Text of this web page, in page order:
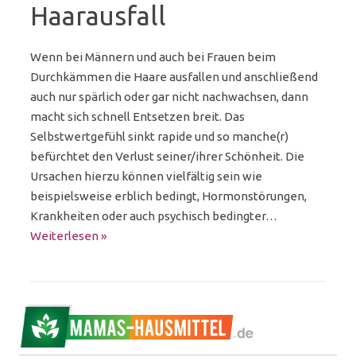
Haarausfall
Wenn bei Männern und auch bei Frauen beim
Durchkämmen die Haare ausfallen und anschließend
auch nur spärlich oder gar nicht nachwachsen, dann
macht sich schnell Entsetzen breit. Das
Selbstwertgefühl sinkt rapide und so manche(r)
befürchtet den Verlust seiner/ihrer Schönheit. Die
Ursachen hierzu können vielfältig sein wie
beispielsweise erblich bedingt, Hormonstörungen,
Krankheiten oder auch psychisch bedingter…
Weiterlesen »